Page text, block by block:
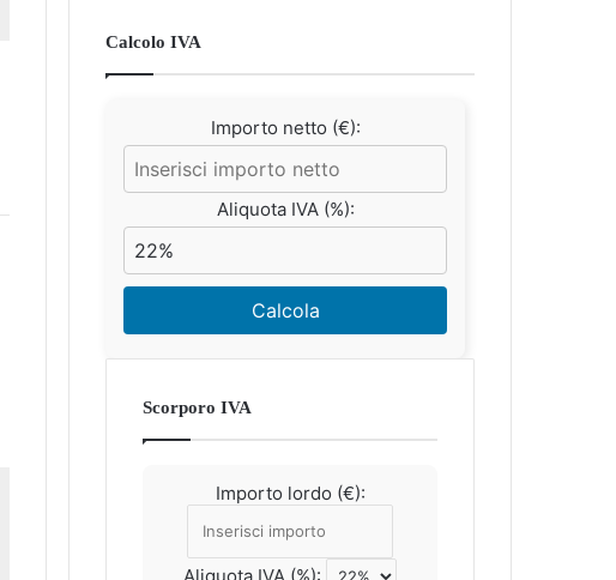
Calcolo IVA
Importo netto (€):
Aliquota IVA (%):
Calcola
Scorporo IVA
Importo lordo (€):